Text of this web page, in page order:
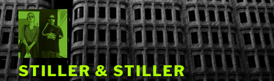
Zum
Inhalt
springen
STILLER & STILLER